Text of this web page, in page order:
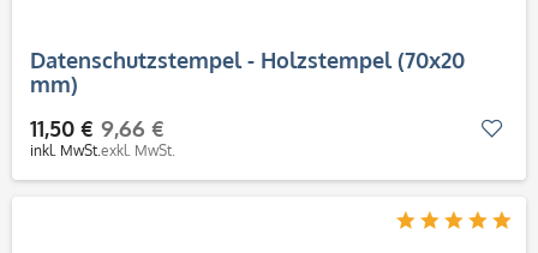
Datenschutzstempel - Holzstempel (70x20
mm)
11,50 €
inkl. MwSt.
9,66 €
exkl. MwSt.